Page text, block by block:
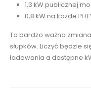
1,3 kW publicznej
0,8 kW na każde
To bardzo ważna
słupków. Liczyć będzie
ładowania a dostępne